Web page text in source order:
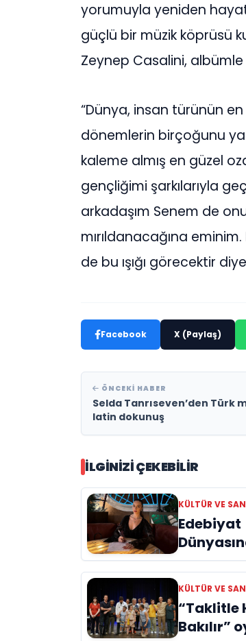
yorumuyla yeniden
güçlü bir müzik köprüsü
Zeynep Casalini,
“Dünya, insan türünün
dönemlerin birçoğunu
kaleme almış en güzel
gençliğimi şarkılarıyla
arkadaşım Senem de
mırıldanacağına
de bu ışığı görecektir
Facebook X (Paylaş)
ÖNCEKI HABER
Selda Tanrıseven’den Türk
latin dokunuş
İLGINIZI ÇEKEBILIR
KÜLTÜR VE
Edebiyat
Genç
Doğuyor:
Engin ve
Evreni
KÜLTÜR VE
“Taklitle
Bakılır”